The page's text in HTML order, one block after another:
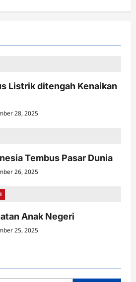
Listrik ditengah Kenaikan
28, 2025
Tembus Pasar Dunia
26, 2025
Anak Negeri
25, 2025